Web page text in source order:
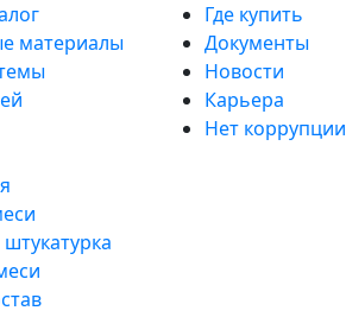
материалы
Где купить
Документы
Новости
Карьера
Нет